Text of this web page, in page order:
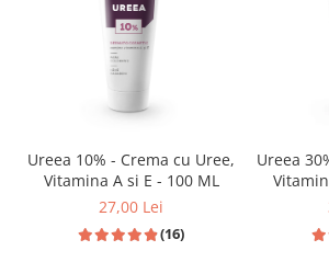
Ureea 10% - Crema cu Uree,
Vitamina A si E - 100 ML
27,00 Lei
(16)
Ureea